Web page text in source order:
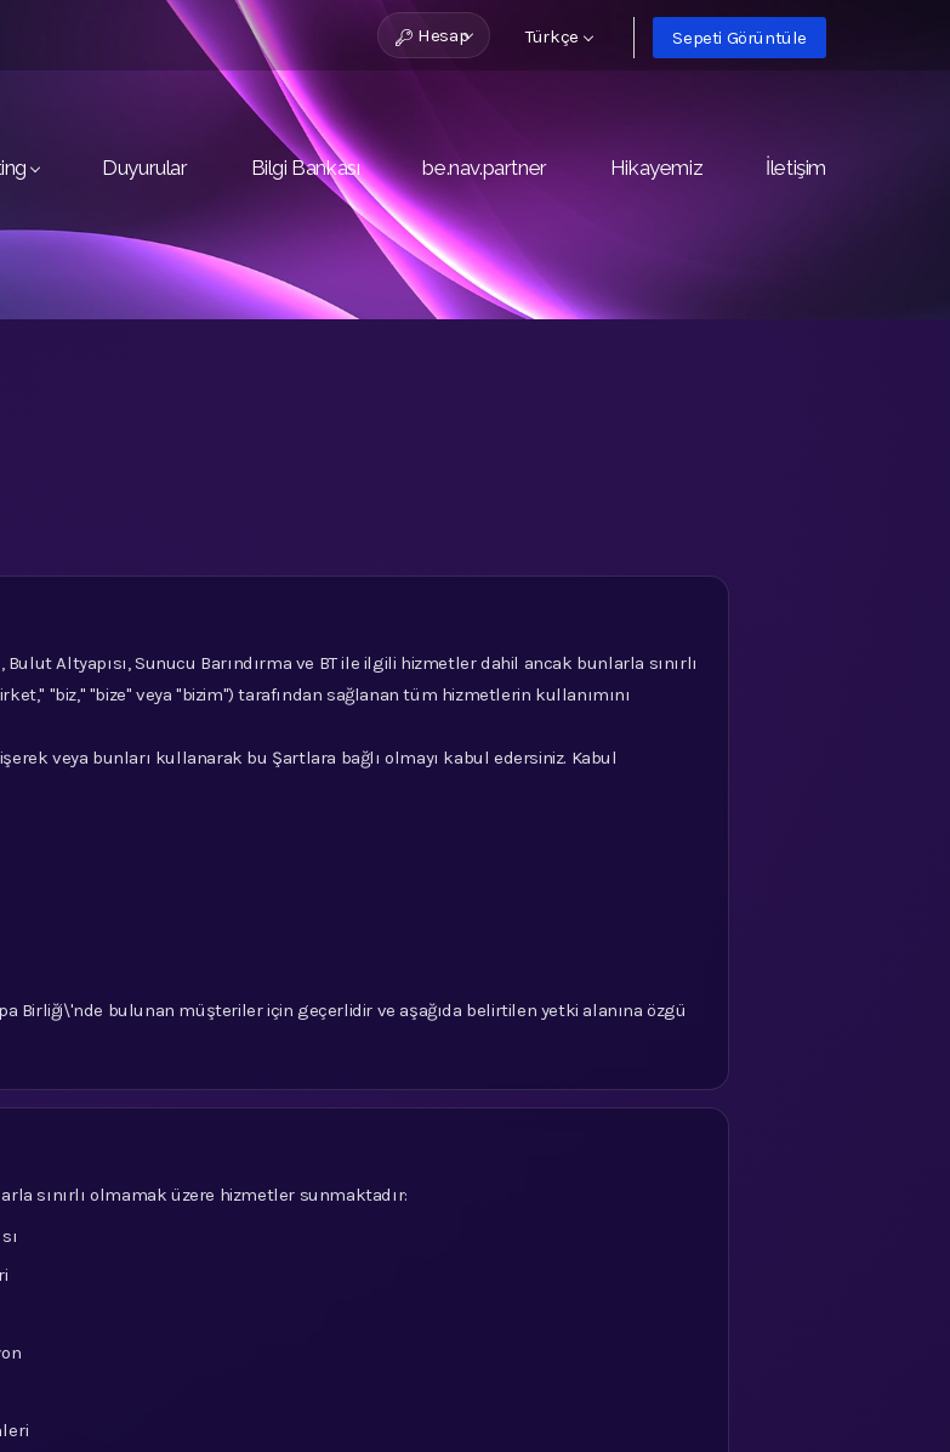
Hesap Türkçe Sepeti Görüntüle
Duyurular Bilgi Bankası be.nav.partner Hikayemiz İletişim
Altyapısı, Sunucu Barındırma ve BT ile ilgili hizmetler dahil ancak bunlarla sınırlı
"biz," "bize" veya "bizim") tarafından sağlanan tüm hizmetlerin kullanımını
veya bunları kullanarak bu Şartlara bağlı olmayı kabul edersiniz. Kabul
Birliği\'nde bulunan müşteriler için geçerlidir ve aşağıda belirtilen yetki alanına özgü
sınırlı olmamak üzere hizmetler sunmaktadır: